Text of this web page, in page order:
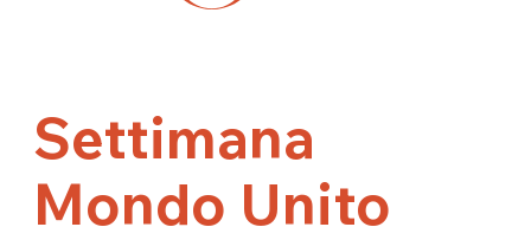
Settimana
Mondo Unito